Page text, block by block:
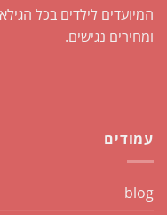
המיועדים לילדים בכל
ומחירים נגישים.
עמודים
blog